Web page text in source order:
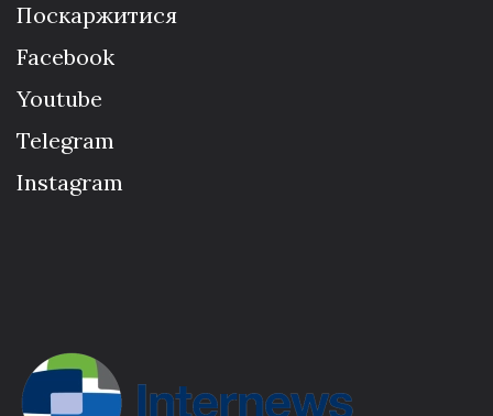
Поскаржитися
Facebook
Youtube
Telegram
Instagram